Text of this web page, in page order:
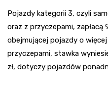
Pojazdy kategorii 3, czyli
oraz z przyczepami,
obejmującej pojazdy o
przyczepami, stawka
zł, dotyczy pojazdów